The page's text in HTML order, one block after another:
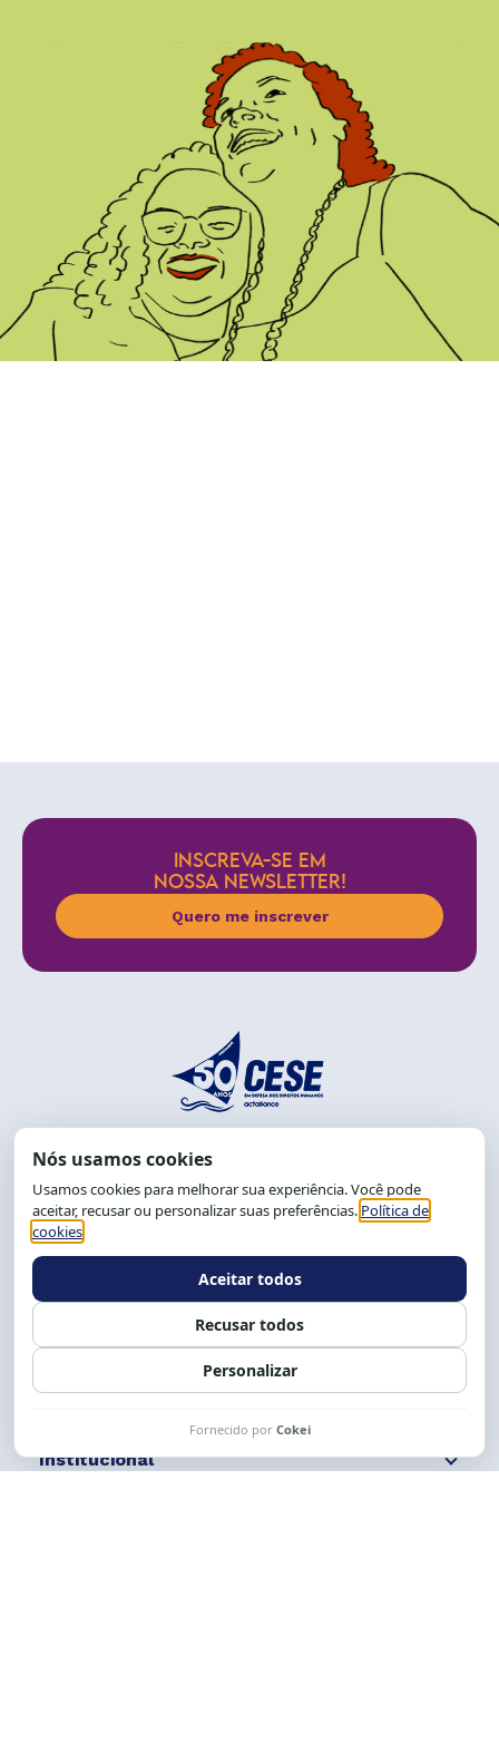
INSCREVA-SE EM
NOSSA NEWSLETTER!
Quero me inscrever
End.: R. da Graça, 150. Graça
CEP: 40.150-055
Salvador-BA, Brasil.
Tel.: (71) 2104-5457, Cel.: (71) 9 9239-2104 ou 2105
Expediente: 8h às 12h e 13 às 17h.
Siga nossas redes Fale conosco
Institucional